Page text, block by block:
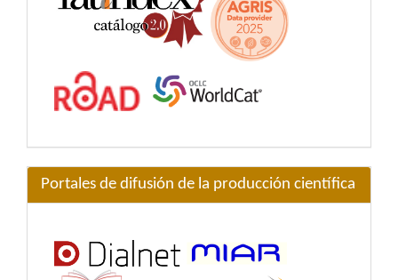
Portales de difusión de la producción científica